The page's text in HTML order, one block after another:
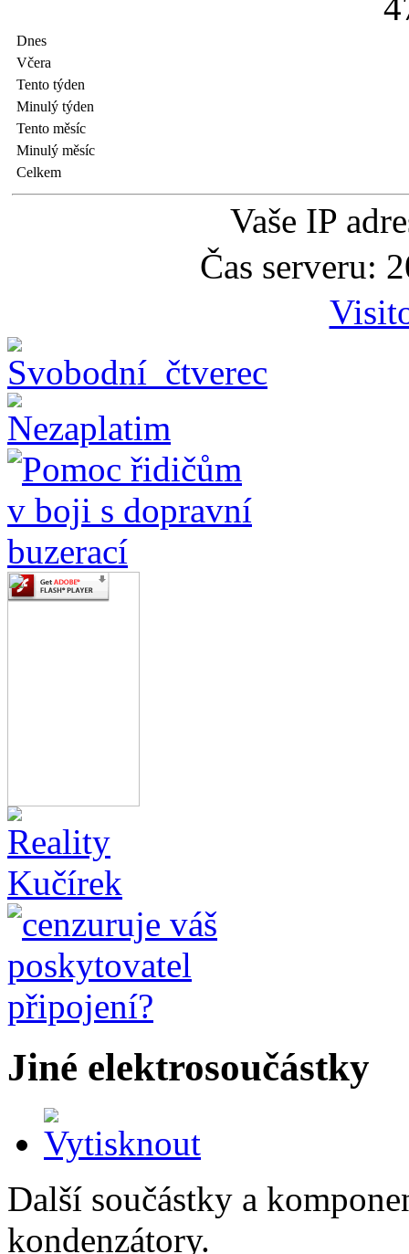
4
Dnes
Včera
Tento týden
Minulý týden
Tento měsíc
Minulý měsíc
Celkem
Vaše IP
Čas serveru:
Jiné elektrosoučástky
Další součástky a
kondenzátory.